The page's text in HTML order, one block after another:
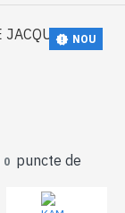
NOU
0 puncte de